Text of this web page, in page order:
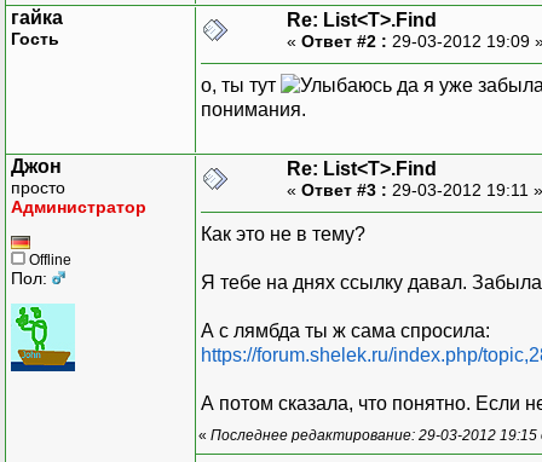
гайка
Гость
Re: List<T>.Find
« Ответ #2 : 29-03-2012 19:09
о, ты тут
да я уже
понимания.
Джон
просто
Администратор
Offline
Пол:
Re: List<T>.Find
« Ответ #3 : 29-03-2012 19:11
Как это не в тему?
Я тебе на днях ссылку давал.
А с лямбда ты ж сама спросила:
https://forum.shelek.ru/index.php/
А потом сказала, что понятно. Если
« Последнее редактирование: 29-03-2012